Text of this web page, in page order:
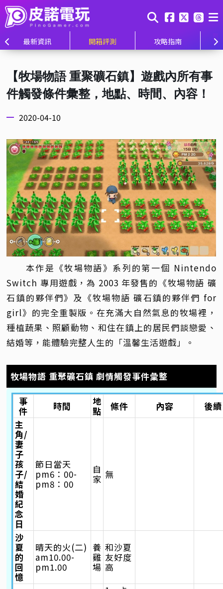
最新資訊 開箱評測 攻略指南
【牧場物語 重聚礦石鎮】遊戲內所有事
件觸發條件彙整，地點、時間、內容！
2020-04-10
本作是《牧場物語》系列的第一個 Nintendo
Switch 專用遊戲，為 2003 年發售的《牧場物語 礦
石鎮的夥伴們》及《牧場物語 礦石鎮的夥伴們 for
girl》的完全重製版。在充滿大自然氣息的牧場裡，
種植蔬果、照顧動物、和住在鎮上的居民們談戀愛、
結婚等，能體驗完整人生的「溫馨生活遊戲」。
牧場物語 重聚礦石鎮 劇情觸發事件彙整
事
件
時間
地
點
條件 內容
後續
主
角/
妻
子
孩
子/
結
婚
紀
念
日
節日當天
pm6：00-
pm8：00
自
家 無
沙
夏
的
回
憶
晴天的火(二)
am10.00-
pm1.00
養
雞
場
和沙夏
友好度
高